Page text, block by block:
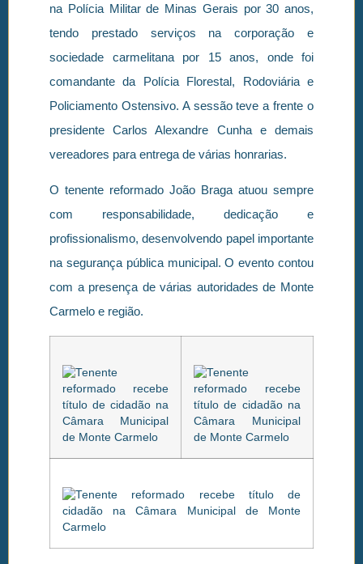
na Polícia Militar de Minas Gerais por 30 anos,
tendo prestado serviços na corporação e
sociedade carmelitana por 15 anos, onde foi
comandante da Polícia Florestal, Rodoviária e
Policiamento Ostensivo. A sessão teve a frente o
presidente Carlos Alexandre Cunha e demais
vereadores para entrega de várias honrarias.
O tenente reformado João Braga atuou sempre
com responsabilidade, dedicação e
profissionalismo, desenvolvendo papel importante
na segurança pública municipal. O evento contou
com a presença de várias autoridades de Monte
Carmelo e região.